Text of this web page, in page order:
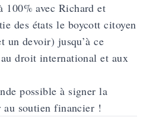
100% avec Richard et
des états le boycott citoyen
un devoir) jusqu’à ce
droit international et aux
possible à signer la
soutien financier !